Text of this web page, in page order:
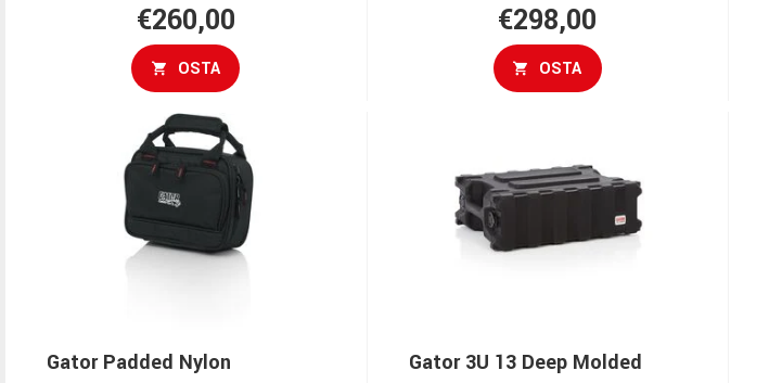
€260,00
OSTA
€298,00
OSTA
Gator Padded Nylon
Gator 3U 13 Deep Molded